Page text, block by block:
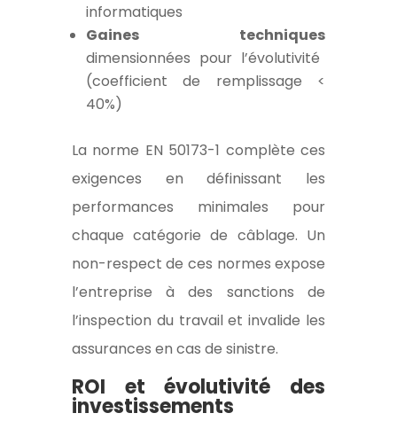
informatiques
Gaines techniques
dimensionnées pour l’évolutivité
(coefficient de remplissage <
40%)
La norme EN 50173-1 complète ces
exigences en définissant les
performances minimales pour
chaque catégorie de câblage. Un
non-respect de ces normes expose
l’entreprise à des sanctions de
l’inspection du travail et invalide les
assurances en cas de sinistre.
ROI et évolutivité des
investissements